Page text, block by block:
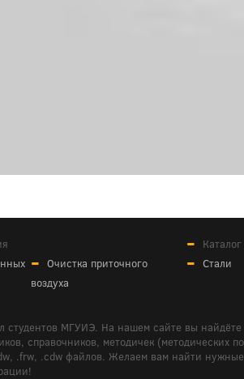
Очистка приточного
воздуха
Стали
студентов МГУИЭ. На нашем сайте вы
справочников, методичек (методических
.frw, .cdw файлов. Желаем вам найти